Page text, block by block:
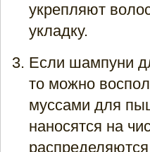
укрепляют
укладку.
Если шампуни
то можно
муссами для
наносятся на